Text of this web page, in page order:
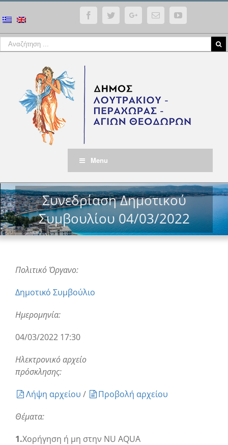
FacebookTwitterGoogle+Email YouTube
Menu
Συνεδρίαση Δημοτικού
Συμβουλίου 04/03/2022
Πολιτικό Όργανο:
Δημοτικό Συμβούλιο
Ημερομηνία:
04/03/2022 17:30
Ηλεκτρονικό αρχείο
πρόσκλησης:
Λήψη αρχείου /
Προβολή αρχείου
Θέματα:
1.Χορήγηση ή μη στην NU AQUA